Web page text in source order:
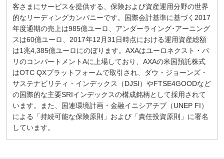
客さまにサービスを提供する、保険および資産運用分野の世界
的なリーディングカンパニーです。国際会計基準に基づく2017
年度通期の売上は985億ユーロ、アンダーライング･アーニング
スは60億ユーロ、2017年12月31日時点における運用資産総額
は1兆4,385億ユーロにのぼります。AXAはユーロネクスト・パ
リのコンパートメントAに上場しており、AXAの米国預託株式
はOTC QXプラットフォームで取引され、ダウ・ジョーンズ・
サステナビリティ・インデックス（DJSI）やFTSE4GOODなど
の国際的な主要SRIインデックスの構成銘柄として採用されて
います。また、国連環境計画・金融イニシアチブ（UNEP FI）
による「持続可能な保険原則」および「責任投資原則」に署名
しています。